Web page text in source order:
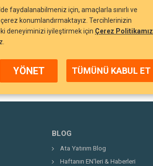
BLOG
Ata Yatırım Blog
Haftanın EN'leri & Haberleri
faydalanabilmeniz için, amaçlarla sınırlı ve
konumlandırmaktayız. Tercihlerinizin
deneyiminizi iyileştirmek için Çerez
YÖNET TÜMÜNÜ KABUL ET